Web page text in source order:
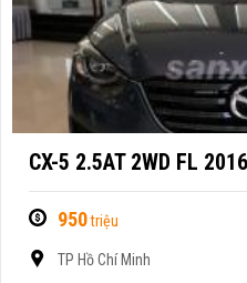
CX-5 2.5AT 2WD FL 2016
950triệu
TP Hồ Chí Minh